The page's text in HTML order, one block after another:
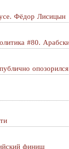
Фёдор Лисицын
#80.
финиш